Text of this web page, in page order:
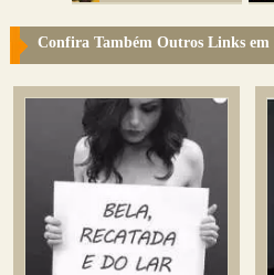
Confira Também Outros Links em